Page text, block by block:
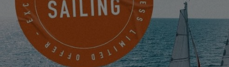
EL VÍDEO EXCESS 12 ESTÁ EN LÍNEA!
13.11.20